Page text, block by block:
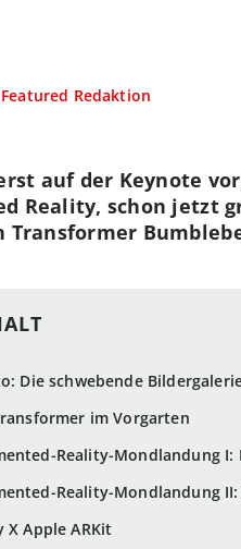
Featured Redaktion
Die schwebende
im Vorgarten
Reality-Mondlandung I:
Reality-Mondlandung
X Apple ARKit
auf der Keynote
Reality, schon jetzt
Transformer